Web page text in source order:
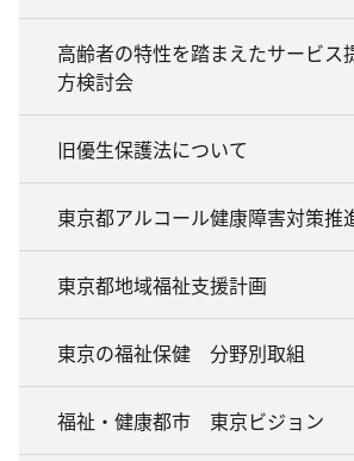
高齢者の特性を踏まえたサービス
方検討会
旧優生保護法について
東京都アルコール健康障害対策推
東京都地域福祉支援計画
東京の福祉保健 分野別取組
福祉・健康都市 東京ビジョン